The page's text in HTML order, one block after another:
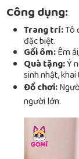
Công dụng:
Trang trí:Tô
đặc biệt.
Gối ôm:Êm
Quà tặng:Ý
sinh nhật,
Đồ chơi:
người lớn.